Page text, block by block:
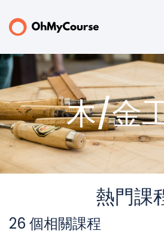
木/金
熱門課
26 個相關課程